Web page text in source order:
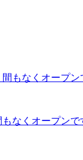
なくオープンで